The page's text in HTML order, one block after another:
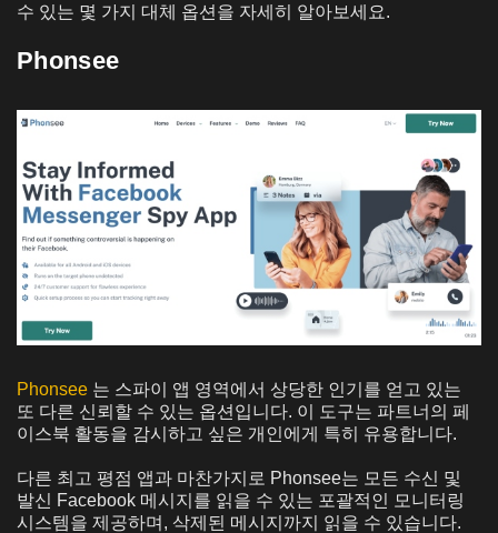
수 있는 몇 가지 대체 옵션을 자세히 알아보세요.
Phonsee
Phonsee 는 스파이 앱 영역에서 상당한 인기를 얻고 있는
또 다른 신뢰할 수 있는 옵션입니다. 이 도구는 파트너의 페
이스북 활동을 감시하고 싶은 개인에게 특히 유용합니다.
다른 최고 평점 앱과 마찬가지로 Phonsee는 모든 수신 및
발신 Facebook 메시지를 읽을 수 있는 포괄적인 모니터링
시스템을 제공하며, 삭제된 메시지까지 읽을 수 있습니다.